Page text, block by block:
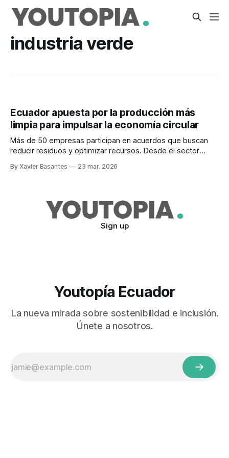
industria verde
Ecuador apuesta por la producción más
limpia para impulsar la economía circular
Más de 50 empresas participan en acuerdos que buscan
reducir residuos y optimizar recursos. Desde el sector
By Xavier Basantes 23 mar. 2026
Sign up
Youtopía Ecuador
La nueva mirada sobre sostenibilidad e inclusión.
Únete a nosotros.